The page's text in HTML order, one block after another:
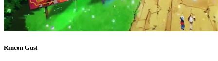
Rincón Gust